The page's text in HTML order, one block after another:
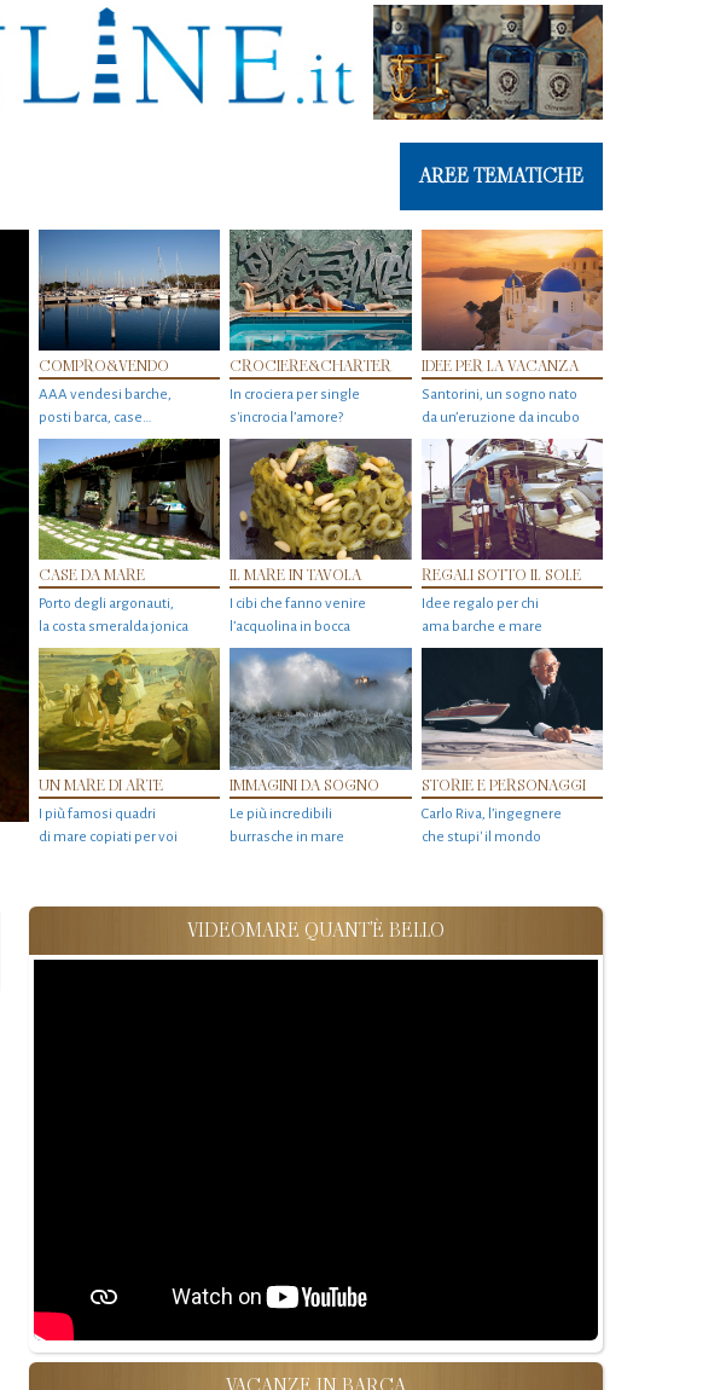
AREE TEMATICHE
COMPRO&VENDO
AAA vendesi barche,
posti barca, case…
CROCIERE&CHARTER
In crociera per single
s'incrocia l’amore?
IDEE PER LA VACANZA
Santorini, un sogno nato
da un’eruzione da incubo
CASE DA MARE
Porto degli argonauti,
la costa smeralda jonica
IL MARE IN TAVOLA
I cibi che fanno venire
l’acquolina in bocca
REGALI SOTTO IL SOLE
Idee regalo per chi
ama barche e mare
UN MARE DI ARTE
I più famosi quadri
di mare copiati per voi
IMMAGINI DA SOGNO
Le più incredibili
burrasche in mare
STORIE E PERSONAGGI
Carlo Riva, l’ingegnere
che stupi' il mondo
VIDEOMARE QUANT'È BELLO